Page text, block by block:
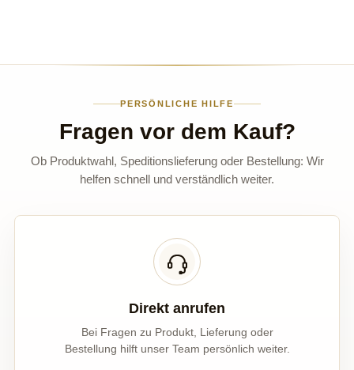
PERSÖNLICHE HILFE
Fragen vor dem Kauf?
Ob Produktwahl, Speditionslieferung oder Bestellung: Wir
helfen schnell und verständlich weiter.
Direkt anrufen
Bei Fragen zu Produkt, Lieferung oder
Bestellung hilft unser Team persönlich weiter.